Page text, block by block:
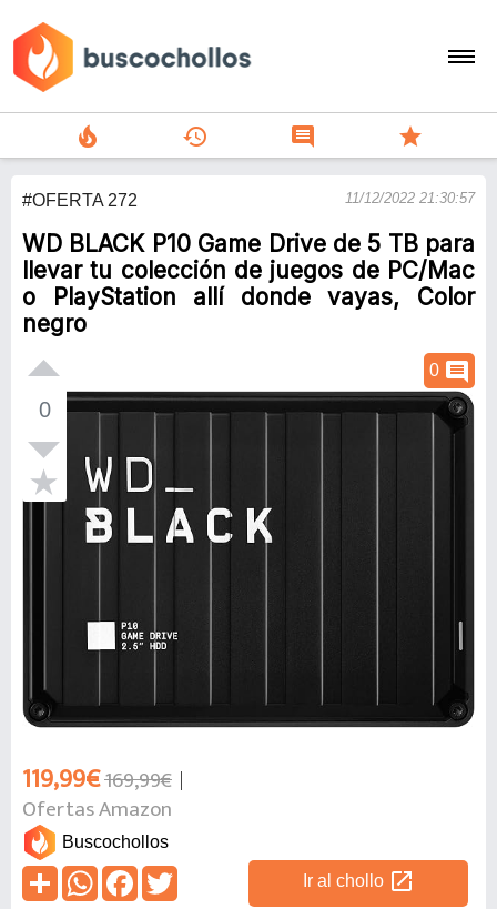
search
person
add
Menu
local_fire_department history comment star
#OFERTA 272 11/12/2022 21:30:57
WD BLACK P10 Game Drive de 5 TB para
llevar tu colección de juegos de PC/Mac
o PlayStation allí donde vayas, Color
negro
0
0 comment
119,99€169,99€
Ofertas Amazon
Buscochollos
Ir al chollo open_in_new